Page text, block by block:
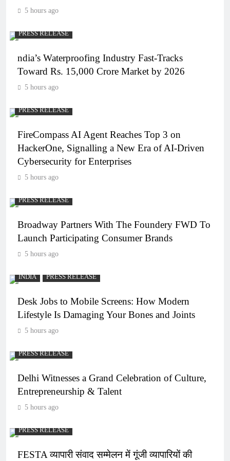
5 hours ago
PRESS RELEASE
ndia’s Waterproofing Industry Fast-Tracks
Toward Rs. 15,000 Crore Market by 2026
5 hours ago
PRESS RELEASE
FireCompass AI Agent Reaches Top 3 on
HackerOne, Signalling a New Era of AI-Driven
Cybersecurity for Enterprises
5 hours ago
PRESS RELEASE
Broadway Partners With The Foundery FWD To
Launch Participating Consumer Brands
5 hours ago
INDIA PRESS RELEASE
Desk Jobs to Mobile Screens: How Modern
Lifestyle Is Damaging Your Bones and Joints
5 hours ago
PRESS RELEASE
Delhi Witnesses a Grand Celebration of Culture,
Entrepreneurship & Talent
5 hours ago
PRESS RELEASE
FESTA व्यापारी संवाद सम्मेलन में गूंजी व्यापारियों की